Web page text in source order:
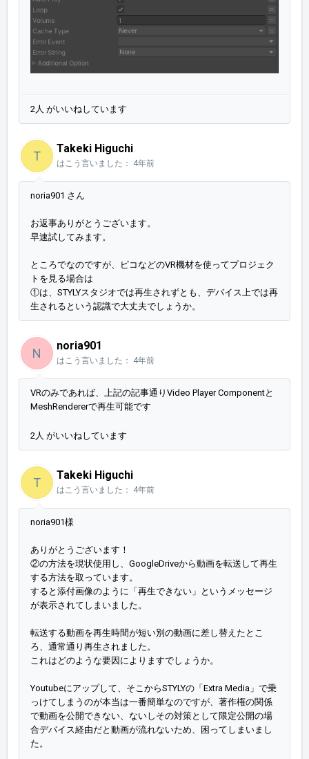
2人 がいいねしています
T
Takeki Higuchi
はこう言いました： 4年前
noria901 さん
お返事ありがとうございます。
早速試してみます。
ところでなのですが、ピコなどのVR機材を使ってプロジェク
トを見る場合は
①は、STYLYスタジオでは再生されずとも、デバイス上では再
生されるという認識で大丈夫でしょうか。
N
noria901
はこう言いました： 4年前
VRのみであれば、上記の記事通りVideo Player Componentと
MeshRendererで再生可能です
2人 がいいねしています
T
Takeki Higuchi
はこう言いました： 4年前
noria901様
ありがとうございます！
②の方法を現状使用し、GoogleDriveから動画を転送して再生
する方法を取っています。
すると添付画像のように「再生できない」というメッセージ
が表示されてしまいました。
転送する動画を再生時間が短い別の動画に差し替えたとこ
ろ、通常通り再生されました。
これはどのような要因によりますでしょうか。
Youtubeにアップして、そこからSTYLYの「Extra Media」で乗
っけてしまうのが本当は一番簡単なのですが、著作権の関係
で動画を公開できない、ないしその対策として限定公開の場
合デバイス経由だと動画が流れないため、困ってしまいまし
た。